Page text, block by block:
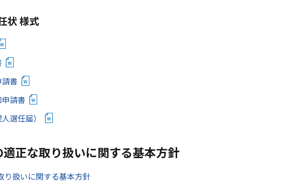
状 様式
書
請書
選任届）
正な取り扱いに関する基本方針
り扱いに関する基本方針